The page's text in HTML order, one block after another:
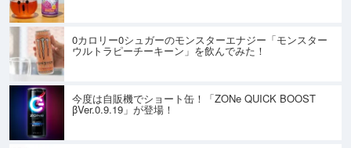
0カロリー0シュガーのモンスターエナジー「モンスター
ウルトラピーチーキーン」を飲んでみた！
今度は自販機でショート缶！「ZONe QUICK BOOST
βVer.0.9.19」が登場！